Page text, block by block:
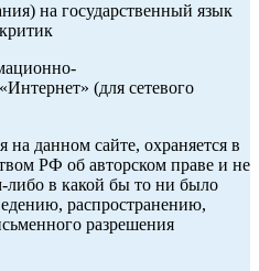
на государственный язык
(для сетевого
данном сайте, охраняется в
РФ об авторском праве и не
либо в какой бы то ни было
распространению,
разрешения